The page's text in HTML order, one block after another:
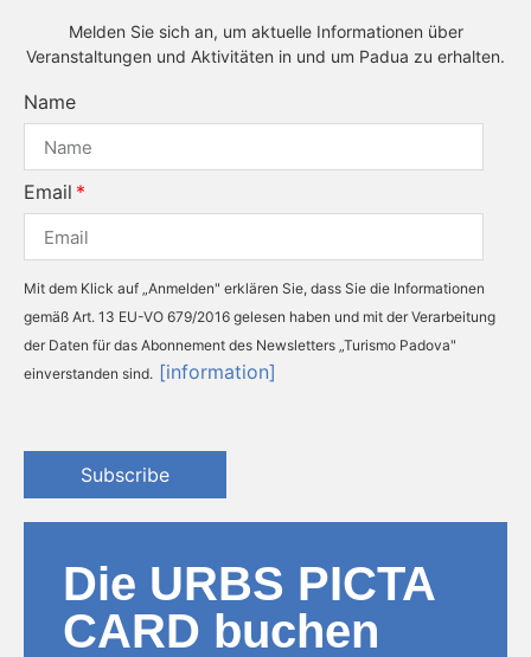
Melden Sie sich an, um aktuelle Informationen über
Veranstaltungen und Aktivitäten in und um Padua zu erhalten.
Name
Email
Mit dem Klick auf „Anmelden" erklären Sie, dass Sie die Informationen
gemäß Art. 13 EU-VO 679/2016 gelesen haben und mit der Verarbeitung
der Daten für das Abonnement des Newsletters „Turismo Padova"
einverstanden sind. [information]
Subscribe
Die URBS PICTA
CARD buchen